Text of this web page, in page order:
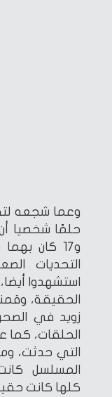
وعما شجعه
و17 كان
التحديات
استشهدوا
الحقيقة،
زويد في
الحلقات، كما
التي حدثت،
المسلسل
كلها كانت